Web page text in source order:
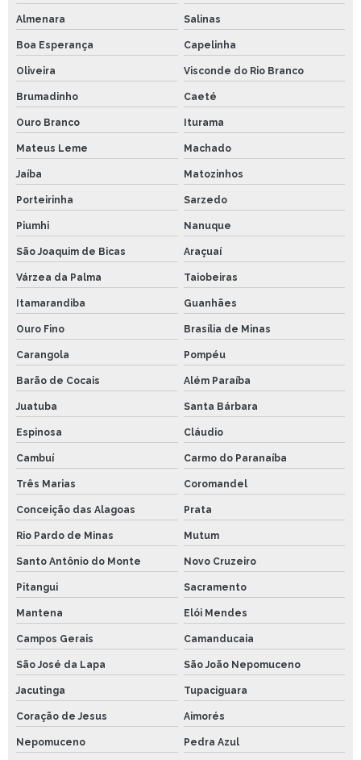
Almenara Salinas
Boa Esperança Capelinha
Oliveira Visconde do Rio Branco
Brumadinho Caeté
Ouro Branco Iturama
Mateus Leme Machado
Jaíba Matozinhos
Porteirinha Sarzedo
Piumhi Nanuque
São Joaquim de Bicas Araçuaí
Várzea da Palma Taiobeiras
Itamarandiba Guanhães
Ouro Fino Brasília de Minas
Carangola Pompéu
Barão de Cocais Além Paraíba
Juatuba Santa Bárbara
Espinosa Cláudio
Cambuí Carmo do Paranaíba
Três Marias Coromandel
Conceição das Alagoas Prata
Rio Pardo de Minas Mutum
Santo Antônio do Monte Novo Cruzeiro
Pitangui Sacramento
Mantena Elói Mendes
Campos Gerais Camanducaia
São José da Lapa São João Nepomuceno
Jacutinga Tupaciguara
Coração de Jesus Aimorés
Nepomuceno Pedra Azul